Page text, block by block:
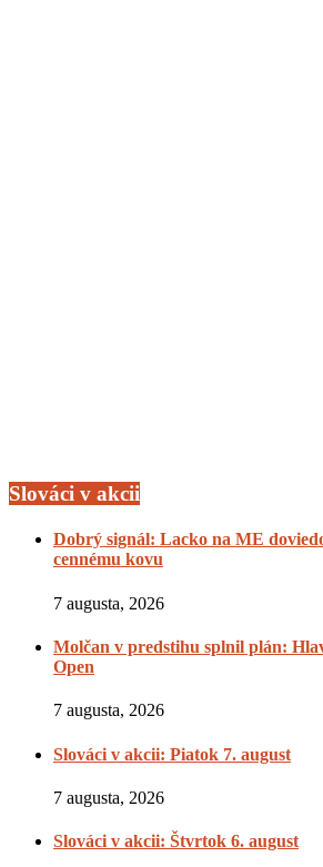
Slováci v akcii
Dobrý signál: Lacko na ME
cennému kovu
7 augusta, 2026
Molčan v predstihu splnil plán:
Open
7 augusta, 2026
Slováci v akcii: Piatok 7. august
7 augusta, 2026
Slováci v akcii: Štvrtok 6. august